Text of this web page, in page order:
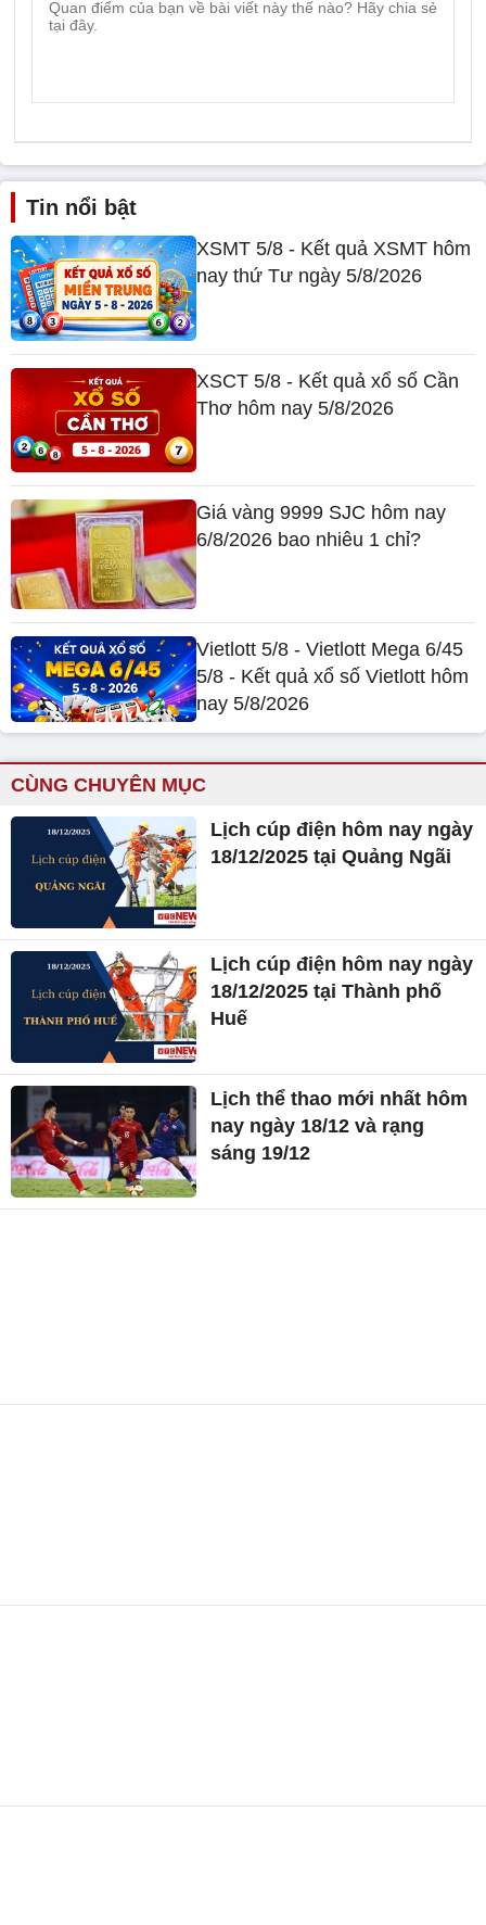
Tin nổi bật
XSMT 5/8 - Kết quả XSMT hôm
nay thứ Tư ngày 5/8/2026
XSCT 5/8 - Kết quả xổ số Cần
Thơ hôm nay 5/8/2026
Giá vàng 9999 SJC hôm nay
6/8/2026 bao nhiêu 1 chỉ?
Vietlott 5/8 - Vietlott Mega 6/45
5/8 - Kết quả xổ số Vietlott hôm
nay 5/8/2026
CÙNG CHUYÊN MỤC
Lịch cúp điện hôm nay ngày
18/12/2025 tại Quảng Ngãi
Lịch cúp điện hôm nay ngày
18/12/2025 tại Thành phố
Huế
Lịch thể thao mới nhất hôm
nay ngày 18/12 và rạng
sáng 19/12